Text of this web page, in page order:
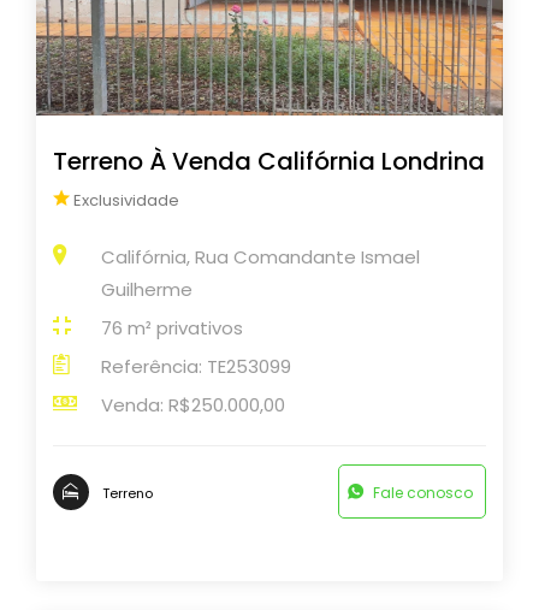
Terreno À Venda Califórnia Londrina
Exclusividade
Califórnia, Rua Comandante Ismael
Guilherme
76 m² privativos
Referência: TE253099
Venda: R$250.000,00
Terreno Fale conosco